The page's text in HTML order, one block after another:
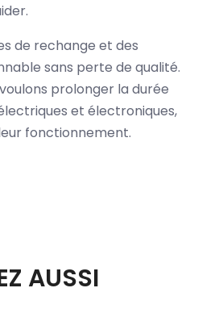
de rechange et des
sans perte de qualité.
prolonger la durée
et électroniques,
fonctionnement.
AUSSI